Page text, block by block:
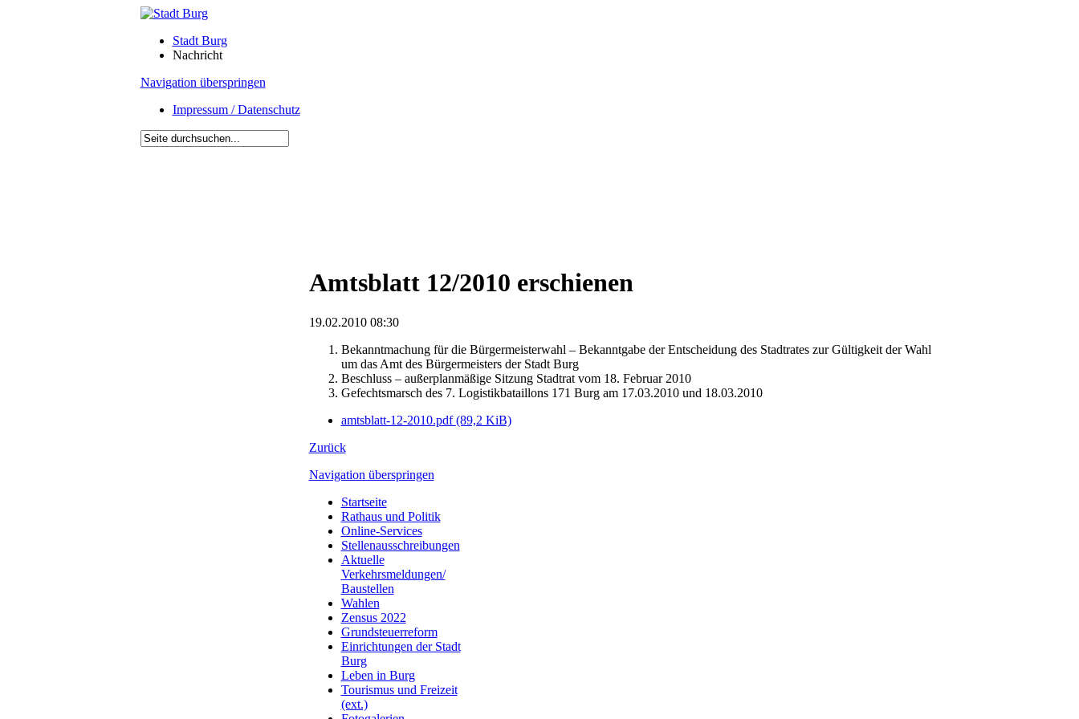
Stadt Burg
Nachricht
Navigation überspringen
Impressum / Datenschutz
Amtsblatt 12/2010 erschienen
19.02.2010 08:30
Bekanntmachung für die Bürgermeisterwahl – Bekanntgabe der Entscheidung des Stadtrates zur Gültigkeit der Wahl
um das Amt des Bürgermeisters der Stadt Burg
Beschluss – außerplanmäßige Sitzung Stadtrat vom 18. Februar 2010
Gefechtsmarsch des 7. Logistikbataillons 171 Burg am 17.03.2010 und 18.03.2010
amtsblatt-12-2010.pdf(89,2 KiB)
Zurück
Navigation überspringen
Startseite
Rathaus und Politik
Online-Services
Stellenausschreibungen
Aktuelle
Verkehrsmeldungen/
Baustellen
Wahlen
Zensus 2022
Grundsteuerreform
Einrichtungen der Stadt
Burg
Leben in Burg
Tourismus und Freizeit
(ext.)